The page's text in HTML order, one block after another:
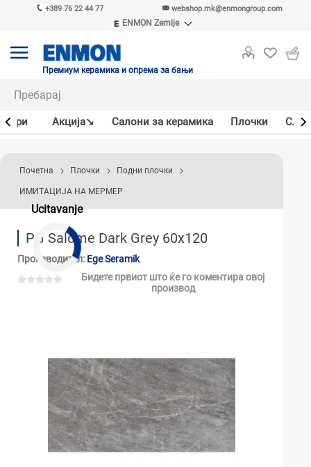
+389 76 22 44 77 webshop.mk@enmongroup.com
ENMON Zemlje
ENMON MKD
Премиум керамика и опрема за бањи
Акцијa↘ Салони за керамика Плочки
Ucitavanje
Почетна Плочки Подни плочки
ИМИТАЦИЈА НА МЕРМЕР
PG Salome Dark Grey 60x120
Производител: Ege Seramik
Бидете првиот што ќе го коментира овој
производ